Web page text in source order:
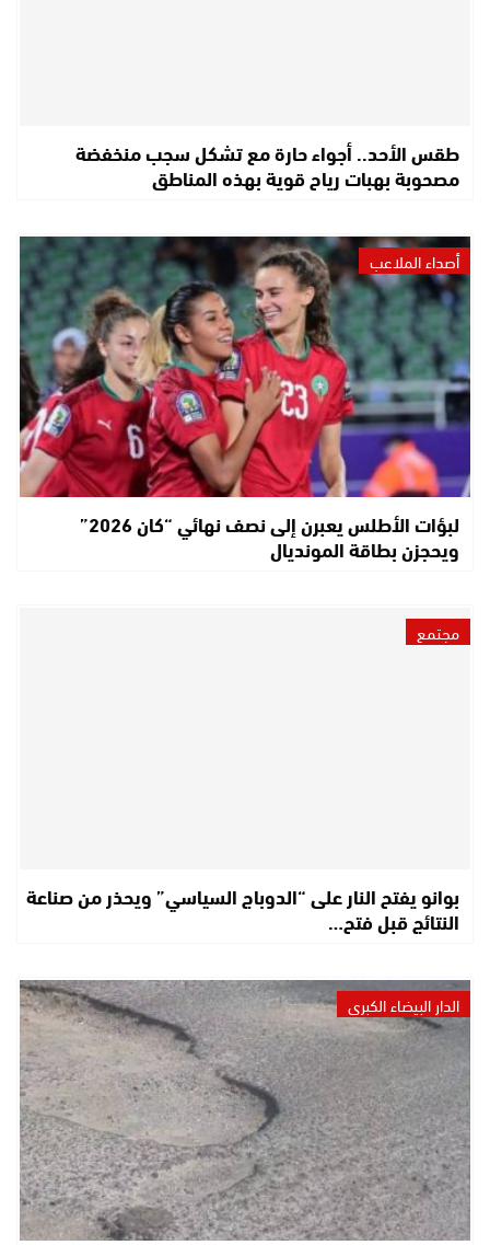
طقس الأحد.. أجواء حارة مع تشكل سجب منخفضة
مصحوبة بهبات رياح قوية بهذه المناطق
أصداء الملاعب
لبؤات الأطلس يعبرن إلى نصف نهائي “كان 2026”
ويحجزن بطاقة المونديال
مجتمع
بوانو يفتح النار على “الدوباج السياسي” ويحذر من صناعة
النتائج قبل فتح…
الدار البيضاء الكبرى